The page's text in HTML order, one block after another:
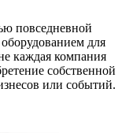
повседневной
для
каждая компания
собственной
или событий.